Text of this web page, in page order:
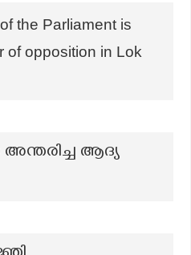
the Parliament is
of opposition in Lok
അന്തരിച്ച ആദ്യ